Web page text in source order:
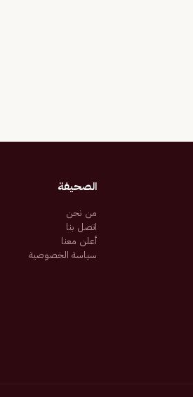
الصحيفة
من نحن
اتصل بنا
أعلن معنا
سياسة الخصوصية